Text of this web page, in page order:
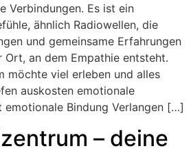
Verbindungen. Es ist ein
ähnlich Radiowellen, die
und gemeinsame Erfahrungen
Ort, an dem Empathie entsteht.
möchte viel erleben und alles
auskosten emotionale
emotionale Bindung Verlangen […]
– deine